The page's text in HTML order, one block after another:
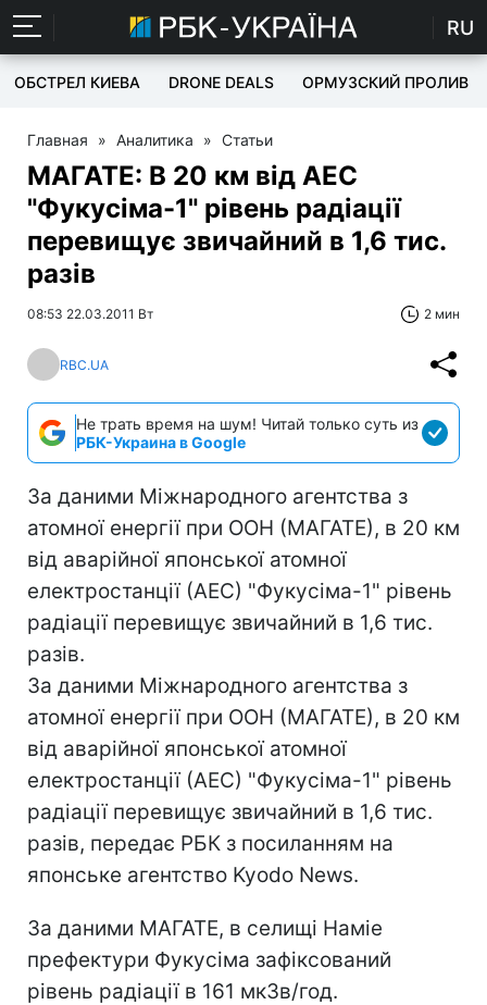
RU
ОБСТРЕЛ КИЕВА DRONE DEALS ОРМУЗСКИЙ ПРОЛИВ
Главная » Аналитика » Статьи
МАГАТЕ: В 20 км від АЕС
"Фукусіма-1" рівень радіації
перевищує звичайний в 1,6 тис.
разів
08:53 22.03.2011 Вт 2 мин
RBC.UA
Не трать время на шум! Читай только суть из
РБК-Украина в Google
За даними Міжнародного агентства з
атомної енергії при ООН (МАГАТЕ), в 20 км
від аварійної японської атомної
електростанції (АЕС) "Фукусіма-1" рівень
радіації перевищує звичайний в 1,6 тис.
разів.
За даними Міжнародного агентства з
атомної енергії при ООН (МАГАТЕ), в 20 км
від аварійної японської атомної
електростанції (АЕС) "Фукусіма-1" рівень
радіації перевищує звичайний в 1,6 тис.
разів, передає РБК з посиланням на
японське агентство Kyodo News.
За даними МАГАТЕ, в селищі Наміе
префектури Фукусіма зафіксований
рівень радіації в 161 мкЗв/год.